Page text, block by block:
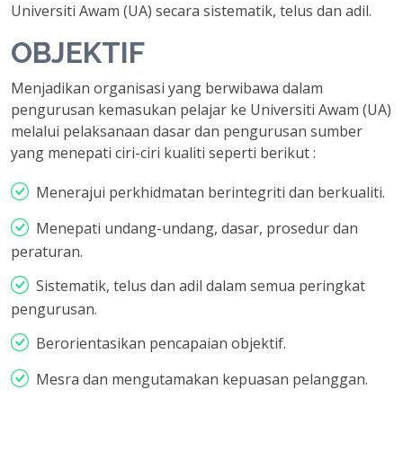
Universiti Awam (UA) secara sistematik, telus dan adil.
OBJEKTIF
Menjadikan organisasi yang berwibawa dalam
pengurusan kemasukan pelajar ke Universiti Awam (UA)
melalui pelaksanaan dasar dan pengurusan sumber
yang menepati ciri-ciri kualiti seperti berikut :
Menerajui perkhidmatan berintegriti dan berkualiti.
Menepati undang-undang, dasar, prosedur dan
peraturan.
Sistematik, telus dan adil dalam semua peringkat
pengurusan.
Berorientasikan pencapaian objektif.
Mesra dan mengutamakan kepuasan pelanggan.